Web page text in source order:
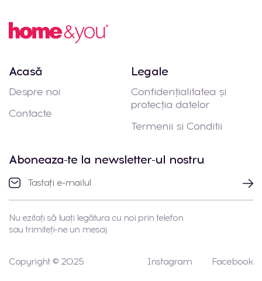
Acasă
Despre noi
Contacte
Legale
Confidențialitatea și
protecția datelor
Termenii si Conditii
Aboneaza-te la newsletter-ul nostru
Nu ezitați să luați legătura cu noi prin telefon
sau trimiteți-ne un mesaj
Copyright © 2025 Instagram Facebook